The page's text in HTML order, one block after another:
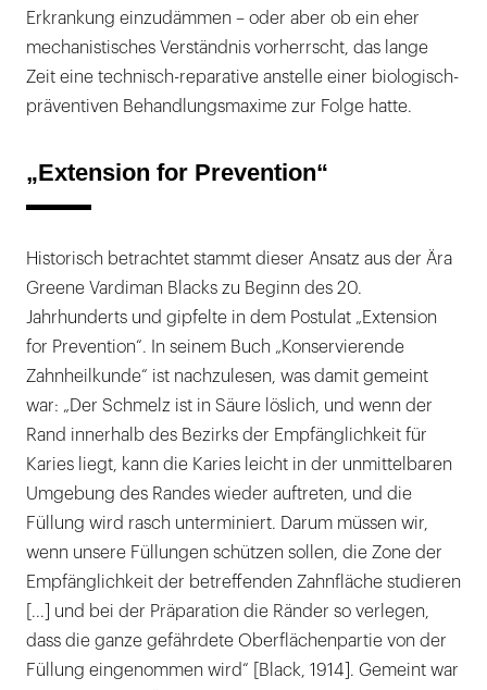
Erkrankung einzudämmen – oder aber ob ein eher
mechanistisches Verständnis vorherrscht, das lange
Zeit eine technisch-reparative anstelle einer biologisch-
präventiven Behandlungsmaxime zur Folge hatte.
„Extension for Prevention“
Historisch betrachtet stammt dieser Ansatz aus der Ära
Greene Vardiman Blacks zu Beginn des 20.
Jahrhunderts und gipfelte in dem Postulat „Extension
for Prevention“. In seinem Buch „Konservierende
Zahnheilkunde“ ist nachzulesen, was damit gemeint
war: „Der Schmelz ist in Säure löslich, und wenn der
Rand innerhalb des Bezirks der Empfänglichkeit für
Karies liegt, kann die Karies leicht in der unmittelbaren
Umgebung des Randes wieder auftreten, und die
Füllung wird rasch unterminiert. Darum müssen wir,
wenn unsere Füllungen schützen sollen, die Zone der
Empfänglichkeit der betreffenden Zahnfläche studieren
[...] und bei der Präparation die Ränder so verlegen,
dass die ganze gefährdete Oberflächenpartie von der
Füllung eingenommen wird“ [Black, 1914]. Gemeint war